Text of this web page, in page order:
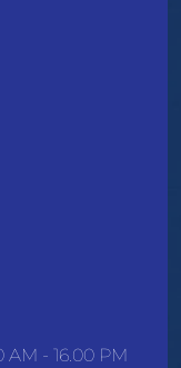
AM - 16.00 PM